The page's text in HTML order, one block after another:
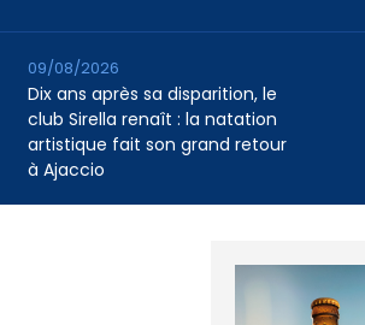
Dix ans après sa disparition, le
club Sirella renaît : la natation
artistique fait son grand retour
à Ajaccio
09/08/2026